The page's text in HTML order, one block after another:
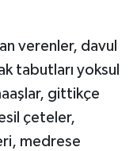
verenler, davul
tabutları yoksul
gittikçe
çeteler,
medrese